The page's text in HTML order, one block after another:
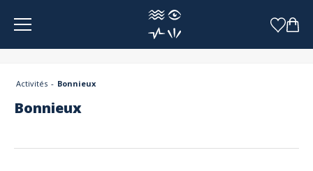
Panneau de gestion des cookies
Activités Bonnieux
Bonnieux